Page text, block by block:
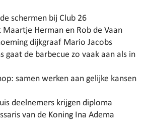
schermen bij Club 26
Herman en Rob de Vaan
dijkgraaf Mario Jacobs
gaat de barbecue zo vaak aan als in
samen werken aan gelijke kansen
deelnemers krijgen diploma
van de Koning Ina Adema